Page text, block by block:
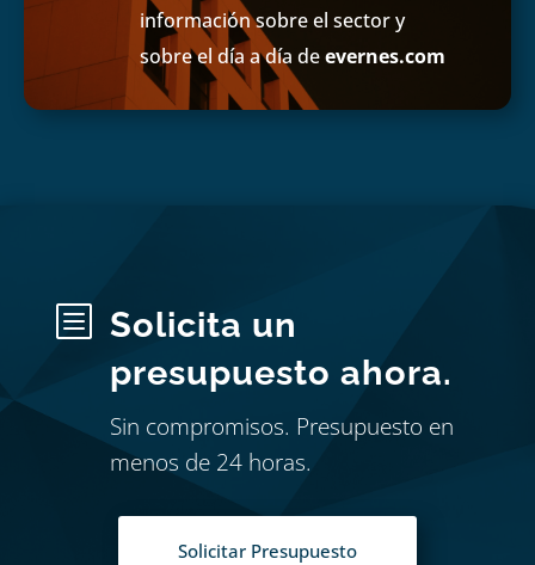
información sobre el sector y
sobre el día a día deevernes.com
b
Solicita un
presupuesto ahora.
Sin compromisos. Presupuesto en
menos de 24 horas.
Solicitar Presupuesto